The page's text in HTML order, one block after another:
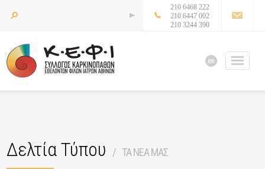
210 6468 222
210 6447 002
210 3244 390
en
Δελτία Τύπου ΤΑ ΝΕΑ ΜΑΣ